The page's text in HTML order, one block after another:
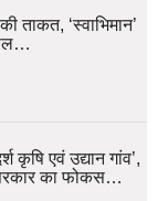
ताकत, ‘स्वाभिमान’
एवं उद्यान गांव’,
का फोकस…